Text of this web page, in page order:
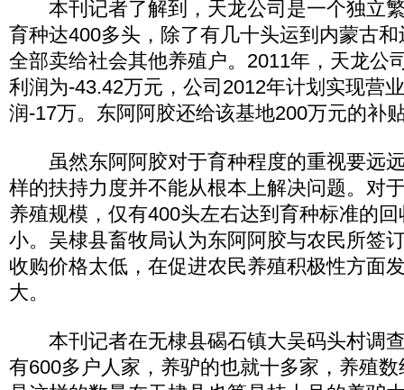
本刊记者了解到，天龙公司是一个独立
育种达400多头，除了有几十头运到内蒙古
全部卖给社会其他养殖户。2011年，天龙公
利润为-43.42万元，公司2012年计划实现营
润-17万。东阿阿胶还给该基地200万元的补
虽然东阿阿胶对于育种程度的重视要远
样的扶持力度并不能从根本上解决问题。对
养殖规模，仅有400头左右达到育种标准的
小。吴棣县畜牧局认为东阿阿胶与农民所签
收购价格太低，在促进农民养殖积极性方面
大。
本刊记者在无棣县碣石镇大吴码头村调
有600多户人家，养驴的也就十多家，养殖